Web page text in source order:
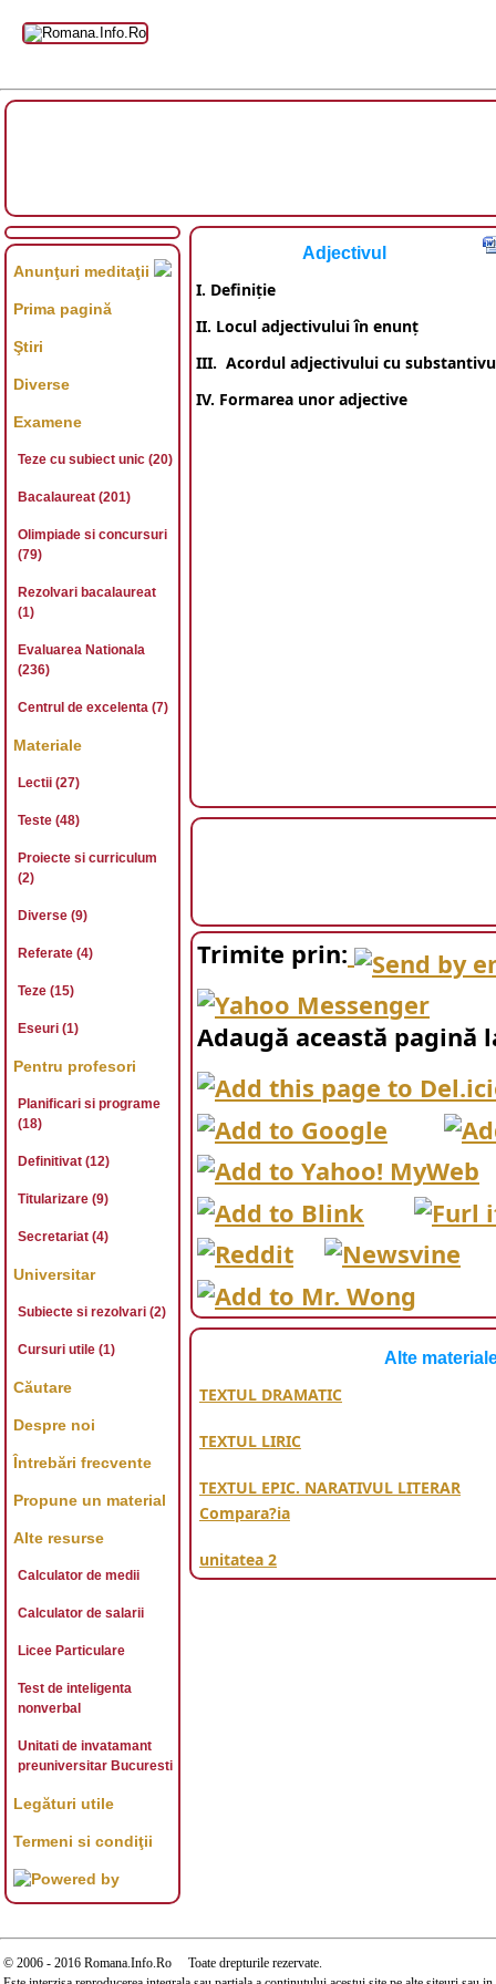
Adjectivul
I. Definiție
II. Locul adjectivului în enunț
III. Acordul adjectivului cu
IV. Formarea unor adjective
Trimite prin:
Adaugă această pagină
Alte
TEXTUL DRAMATIC
TEXTUL LIRIC
TEXTUL EPIC. NARATIVUL LITERAR
Compara?ia
unitatea 2
Anunţuri meditaţii
Prima pagină
Ştiri
Diverse
Examene
Teze cu subiect unic (20)
Bacalaureat (201)
Olimpiade si concursuri
(79)
Rezolvari bacalaureat
(1)
Evaluarea Nationala
(236)
Centrul de excelenta (7)
Materiale
Lectii (27)
Teste (48)
Proiecte si curriculum
(2)
Diverse (9)
Referate (4)
Teze (15)
Eseuri (1)
Pentru profesori
Planificari si programe
(18)
Definitivat (12)
Titularizare (9)
Secretariat (4)
Universitar
Subiecte si rezolvari (2)
Cursuri utile (1)
Căutare
Despre noi
Întrebări frecvente
Propune un material
Alte resurse
Calculator de medii
Calculator de salarii
Licee Particulare
Test de inteligenta
nonverbal
Unitati de invatamant
preuniversitar Bucuresti
Legături utile
Termeni si condiţii
© 2006 - 2016 Romana.Info.Ro Toate drepturile rezervate.